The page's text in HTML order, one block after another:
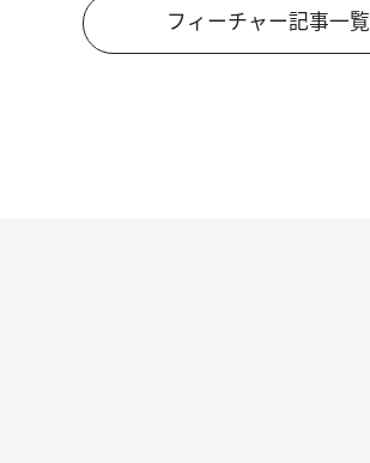
フィーチャー記事一覧